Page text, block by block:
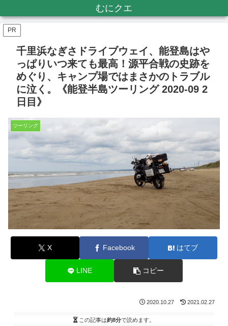
むにクエ
PR
千里浜なぎさドライブウェイ、能登島はや
っぱりいつ来ても最高！源平合戦の史跡を
めぐり、キャンプ場ではまさかのトラブル
に泣く。《能登半島ツーリング 2020-09 2
日目》
ツーリング
X Facebook はてブ
LINE コピー
2020.10.27 2021.02.27
この記事は約8分で読めます。